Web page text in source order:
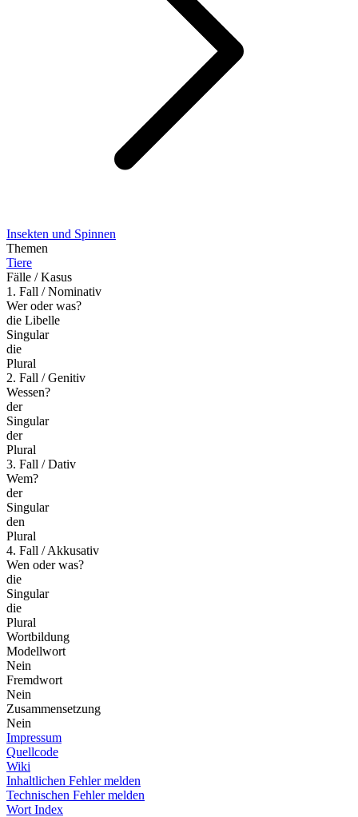
Insekten und Spinnen
Themen
Tiere
Fälle / Kasus
1. Fall / Nominativ
Wer oder was?
die Libelle
Singular
die
Plural
2. Fall / Genitiv
Wessen?
der
Singular
der
Plural
3. Fall / Dativ
Wem?
der
Singular
den
Plural
4. Fall / Akkusativ
Wen oder was?
die
Singular
die
Plural
Wortbildung
Modellwort
Nein
Fremdwort
Nein
Zusammensetzung
Nein
Impressum
Quellcode
Wiki
Inhaltlichen Fehler melden
Technischen Fehler melden
Wort Index